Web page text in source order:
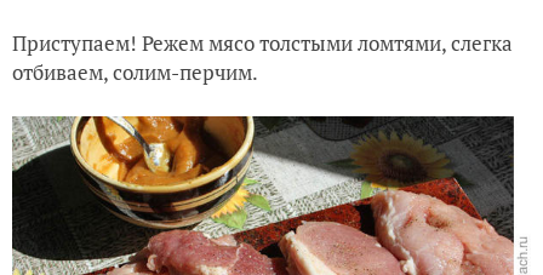
Приступаем! Режем мясо толстыми ломтями, слегка
отбиваем, солим-перчим.